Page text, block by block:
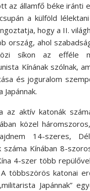
az államfő béke iránti
a külföld lélektani
hogy a II.
ország, ahol
síkon az efféle
Kínának szólnak,
és joguralom
az aktív katonák
közel
14-szeres,
száma Kínában 8-
4-szer több
többszörös katonai
Japánnak”